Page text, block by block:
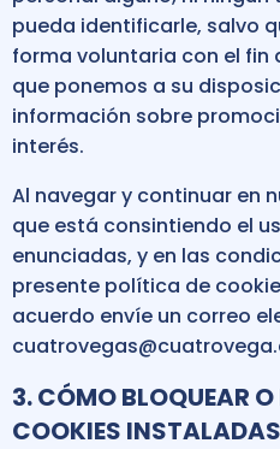
pueda identificarle, salvo
forma voluntaria con el fin
que ponemos a su
información sobre
interés.
Al navegar y continuar en
que está consintiendo el
enunciadas, y en las
presente política de
acuerdo envíe un correo
3. CÓMO BLOQUEAR
COOKIES INSTALADAS